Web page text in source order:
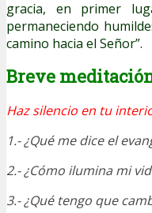
gracia, en primer
permaneciendo
camino hacia el Señor”.
Breve
Haz silencio en tu
1.- ¿Qué me dice el
2.- ¿Cómo ilumina mi
3.- ¿Qué tengo que